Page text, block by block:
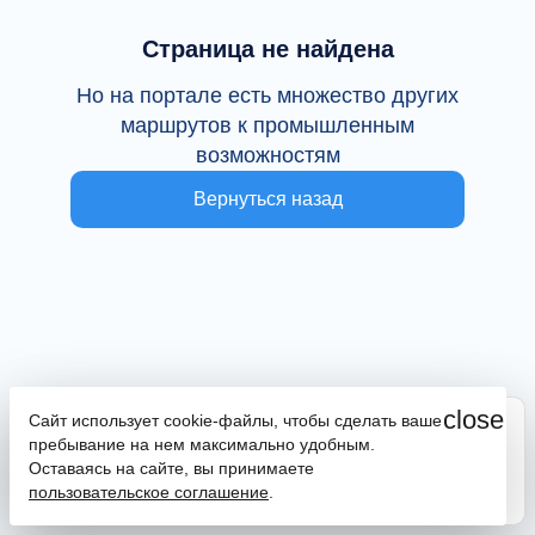
Страница не найдена
Но на портале есть множество других
маршрутов к промышленным
возможностям
Вернуться назад
close
Сайт использует cookie-файлы, чтобы сделать ваше
пребывание на нем максимально удобным.
Оставаясь на сайте, вы принимаете
пользовательское соглашение
Сайт находится в тестовой эксплуатации
В случае наличия ошибок или замечаний просим
сообщить на почтуpromportal@frpkk.ru
написать нам в чатилизаказать обратный звонок